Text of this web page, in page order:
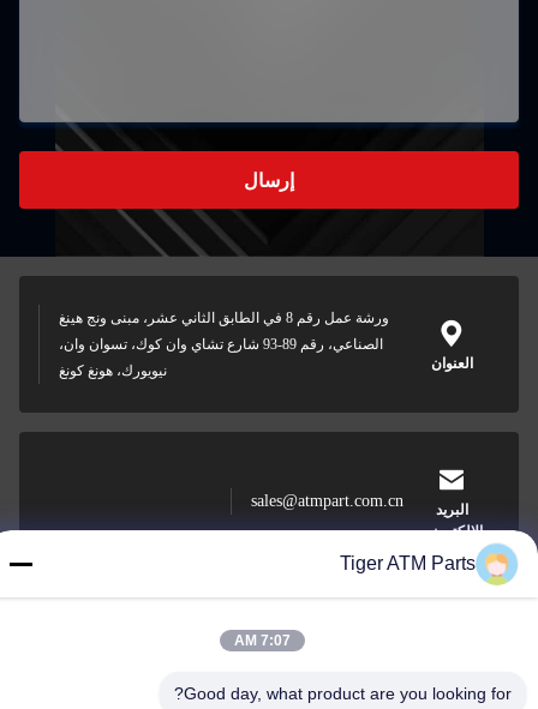
إرسال
العنوان
ورشة عمل رقم 8 في الطابق الثاني عشر، مبنى ونج هينغ
الصناعي، رقم 89-93 شارع تشاي وان كوك، تسوان وان،
نيويورك، هونغ كونغ
البريد
الإلكتروني
sales@atmpart.com.cn
000-86-0756-5162218
Tiger ATM Parts
7:07 AM
Good day, what product are you looking for?